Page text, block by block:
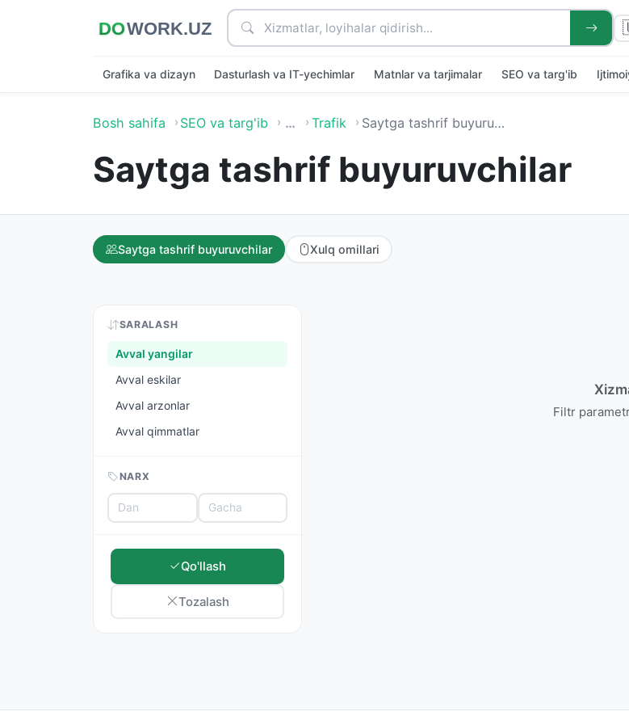
Grafika va dizayn Dasturlash va IT-yechimlar Matnlar va tarjimalar SEO va targ'ib
Bosh sahifa SEO va targ'ib … Trafik Saytga tashrif buyuruvchilar
Saytga tashrif buyuruvchilar
Saytga tashrif buyuruvchilar Xulq omillari
SARALASH
Avval yangilar
Avval eskilar
Avval arzonlar
Avval qimmatlar
NARX
Qo'llash
Tozalash
Filtr